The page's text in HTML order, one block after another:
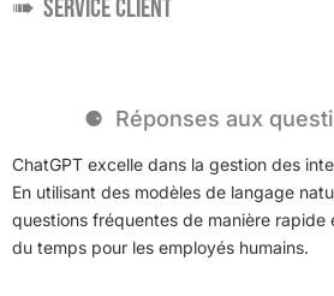
Service client
Réponses aux
ChatGPT excelle dans la gestion des
En utilisant des modèles de langage
questions fréquentes de manière rapide
du temps pour les employés humains.